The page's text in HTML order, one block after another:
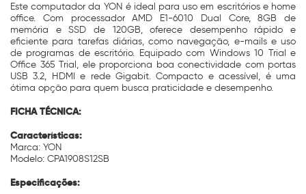
Este computador da YON é ideal para uso em escritórios e home
office. Com processador AMD E1-6010 Dual Core, 8GB de
memória e SSD de 120GB, oferece desempenho rápido e
eficiente para tarefas diárias, como navegação, e-mails e uso
de programas de escritório. Equipado com Windows 10 Trial e
Office 365 Trial, ele proporciona boa conectividade com portas
USB 3.2, HDMI e rede Gigabit. Compacto e acessível, é uma
ótima opção para quem busca praticidade e desempenho.
FICHA TÉCNICA:
Características:
Marca: YON
Modelo: CPA1908S12SB
Especificações: